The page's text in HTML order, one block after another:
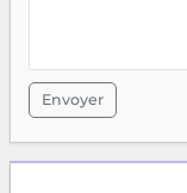
Envoyer